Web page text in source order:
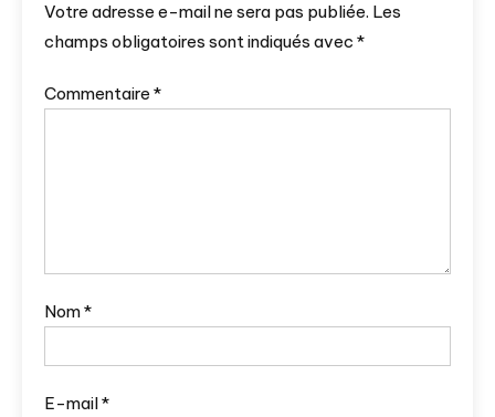
Votre adresse e-mail ne sera pas publiée. Les
champs obligatoires sont indiqués avec *
Commentaire *
Nom*
E-mail*